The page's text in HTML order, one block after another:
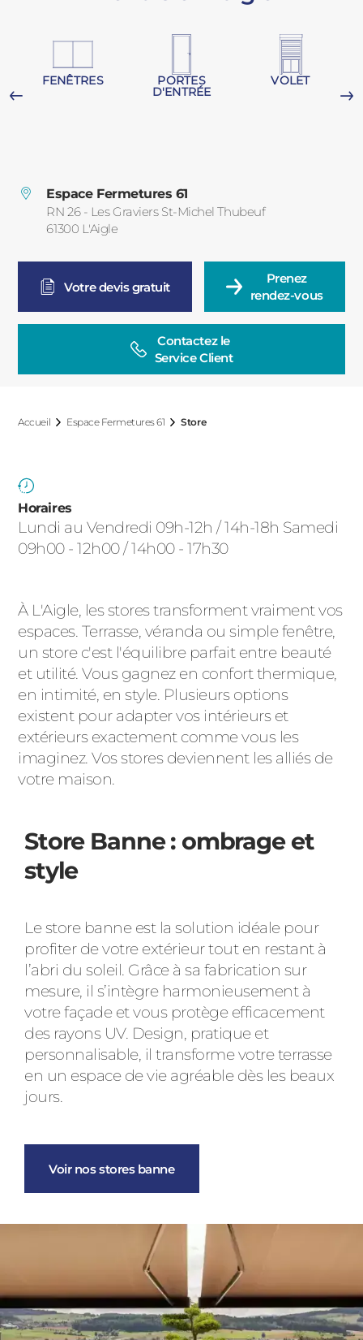
FENÊTRES PORTES
D'ENTRÉE
VOLET
Espace Fermetures 61
RN 26 - Les Graviers St-Michel Thubeuf
61300 L'Aigle
Votre devis gratuit
Prenez
rendez-vous
Contactez le
Service Client
Accueil Espace Fermetures 61 Store
Horaires
Lundi au Vendredi 09h-12h / 14h-18h Samedi
09h00 - 12h00 / 14h00 - 17h30
À L'Aigle, les stores transforment vraiment vos
espaces. Terrasse, véranda ou simple fenêtre,
un store c'est l'équilibre parfait entre beauté
et utilité. Vous gagnez en confort thermique,
en intimité, en style. Plusieurs options
existent pour adapter vos intérieurs et
extérieurs exactement comme vous les
imaginez. Vos stores deviennent les alliés de
votre maison.
Store Banne : ombrage et
style
Le store banne est la solution idéale pour
profiter de votre extérieur tout en restant à
l’abri du soleil. Grâce à sa fabrication sur
mesure, il s’intègre harmonieusement à
votre façade et vous protège efficacement
des rayons UV. Design, pratique et
personnalisable, il transforme votre terrasse
en un espace de vie agréable dès les beaux
jours.
Voir nos stores banne
PVC
ACIER